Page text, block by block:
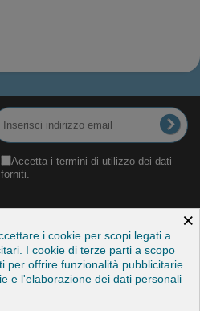
Accetta i termini di utilizzo dei dati
forniti.
×
i cookie per scopi legati a
I cookie di terze parti a scopo
per offrire funzionalità pubblicitarie
e l'elaborazione dei dati personali